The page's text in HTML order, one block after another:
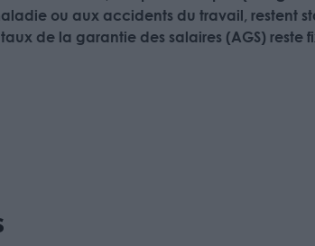
ou aux accidents du travail, restent
de la garantie des salaires (AGS) reste